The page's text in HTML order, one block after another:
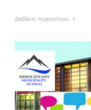
Διαβάστε περισσότερα